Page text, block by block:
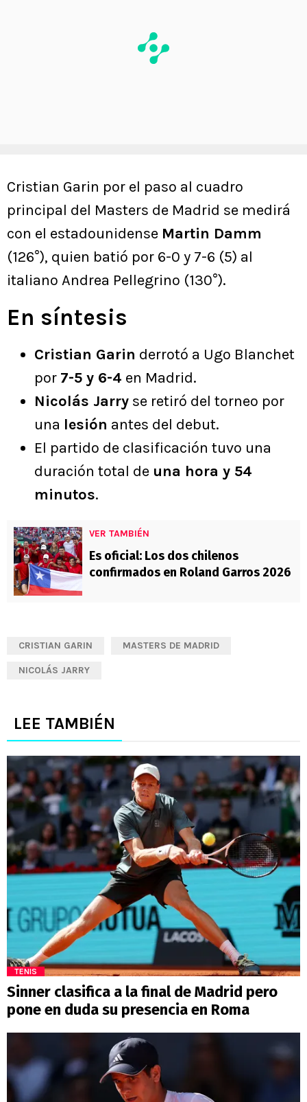
Cristian Garin por el paso al cuadro
principal del Masters de Madrid se medirá
con el estadounidense Martin Damm
(126°), quien batió por 6-0 y 7-6 (5) al
italiano Andrea Pellegrino (130°).
En síntesis
Cristian Garin derrotó a Ugo Blanchet
por 7-5 y 6-4 en Madrid.
Nicolás Jarry se retiró del torneo por
una lesión antes del debut.
El partido de clasificación tuvo una
duración total de una hora y 54
minutos.
VER TAMBIÉN
Es oficial: Los dos chilenos
confirmados en Roland Garros 2026
CRISTIAN GARIN MASTERS DE MADRID
NICOLÁS JARRY
LEE TAMBIÉN
TENIS
Sinner clasifica a la final de Madrid pero
pone en duda su presencia en Roma